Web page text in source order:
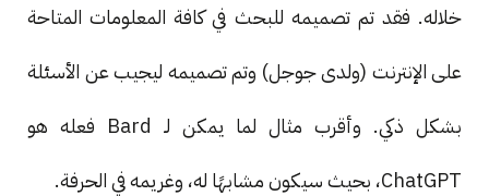
خلاله. فقد تم تصميمه للبحث في كافة المعلومات المتاحة
على الإنترنت (ولدى جوجل) وتم تصميمه ليجيب عن الأسئلة
بشكل ذكي. وأقرب مثال لما يمكن لـ Bard فعله هو
ChatGPT، بحيث سيكون مشابهًا له، وغريمه في الحرفة.